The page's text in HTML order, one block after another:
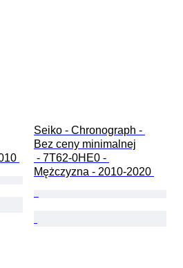
Seiko - Chronograph -
Bez ceny minimalnej
Mężczyzna - 2010-2020